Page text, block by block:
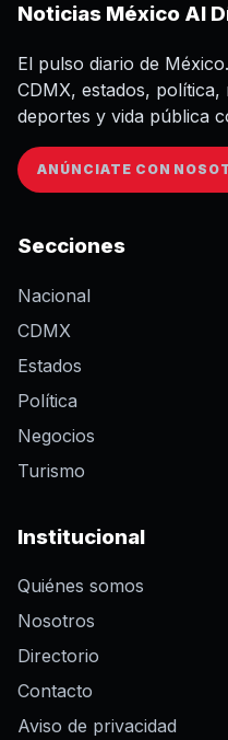
Noticias México Al
El pulso diario de
CDMX, estados,
deportes y vida pública
ANÚNCIATE CON
Secciones
Nacional
CDMX
Estados
Política
Negocios
Turismo
Institucional
Quiénes somos
Nosotros
Directorio
Contacto
Aviso de privacidad